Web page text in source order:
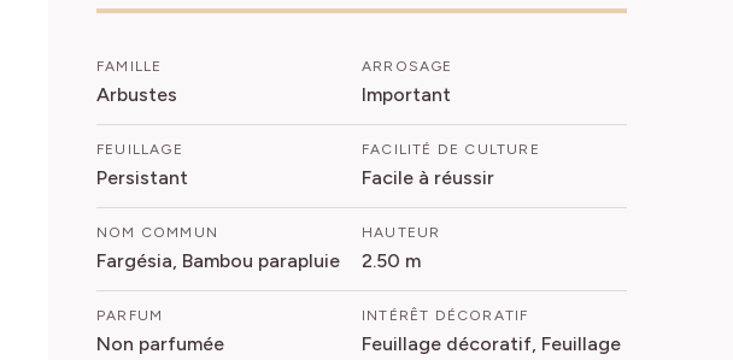
FAMILLE
Arbustes
FEUILLAGE
Persistant
NOM COMMUN
Fargésia, Bambou parapluie
PARFUM
Non parfumée
ARROSAGE
Important
FACILITÉ DE CULTURE
Facile à réussir
HAUTEUR
2.50 m
INTÉRÊT DÉCORATIF
Feuillage décoratif, Feuillage